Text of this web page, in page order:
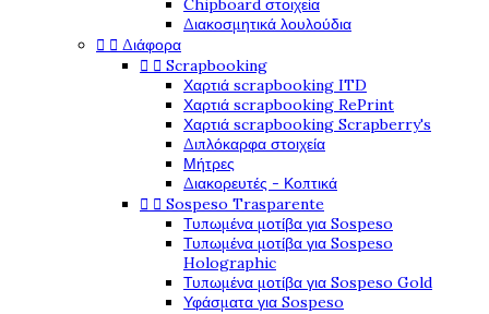
Chipboard στοιχεία
Διακοσμητικά λουλούδια
  Διάφορα
  Scrapbooking
Χαρτιά scrapbooking ITD
Χαρτιά scrapbooking RePrint
Χαρτιά scrapbooking Scrapberry's
Διπλόκαρφα στοιχεία
Μήτρες
Διακορευτές - Κοπτικά
  Sospeso Trasparente
Τυπωμένα μοτίβα για Sospeso
Τυπωμένα μοτίβα για Sospeso
Holographic
Τυπωμένα μοτίβα για Sospeso Gold
Υφάσματα για Sospeso